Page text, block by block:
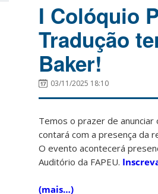
I Colóquio
Tradução
Baker!
03/11/2025 18:10
Temos o prazer de
contará com a presença da
O evento acontecerá
Auditório da FAPEU.
(mais…)